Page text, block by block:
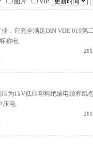
，它完全满足DIN VDE 019第
称电
为1kV低压塑料绝缘电缆和纸
压电